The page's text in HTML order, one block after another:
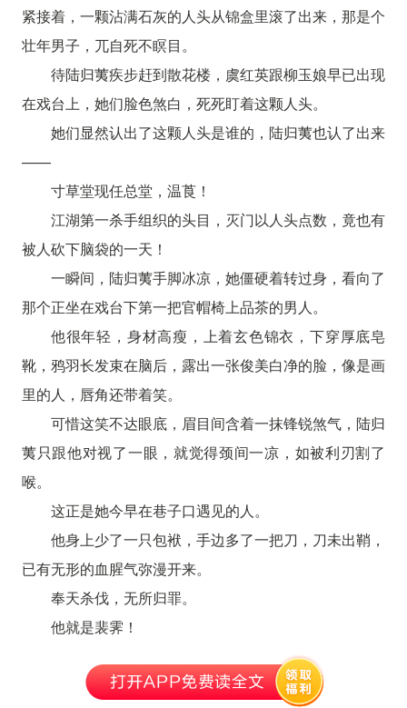
紧接着，一颗沾满石灰的人头从锦盒里滚了出来，那是个
壮年男子，兀自死不瞑目。
待陆归荑疾步赶到散花楼，虞红英跟柳玉娘早已出现
在戏台上，她们脸色煞白，死死盯着这颗人头。
她们显然认出了这颗人头是谁的，陆归荑也认了出来
——
寸草堂现任总堂，温莨！
江湖第一杀手组织的头目，灭门以人头点数，竟也有
被人砍下脑袋的一天！
一瞬间，陆归荑手脚冰凉，她僵硬着转过身，看向了
那个正坐在戏台下第一把官帽椅上品茶的男人。
他很年轻，身材高瘦，上着玄色锦衣，下穿厚底皂
靴，鸦羽长发束在脑后，露出一张俊美白净的脸，像是画
里的人，唇角还带着笑。
可惜这笑不达眼底，眉目间含着一抹锋锐煞气，陆归
荑只跟他对视了一眼，就觉得颈间一凉，如被利刃割了
喉。
这正是她今早在巷子口遇见的人。
他身上少了一只包袱，手边多了一把刀，刀未出鞘，
已有无形的血腥气弥漫开来。
奉天杀伐，无所归罪。
他就是裴霁！